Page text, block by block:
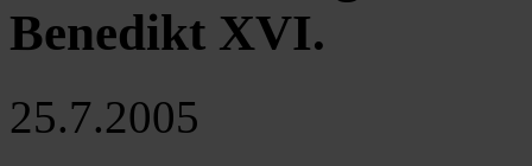
Benedikt XVI.
25.7.2005